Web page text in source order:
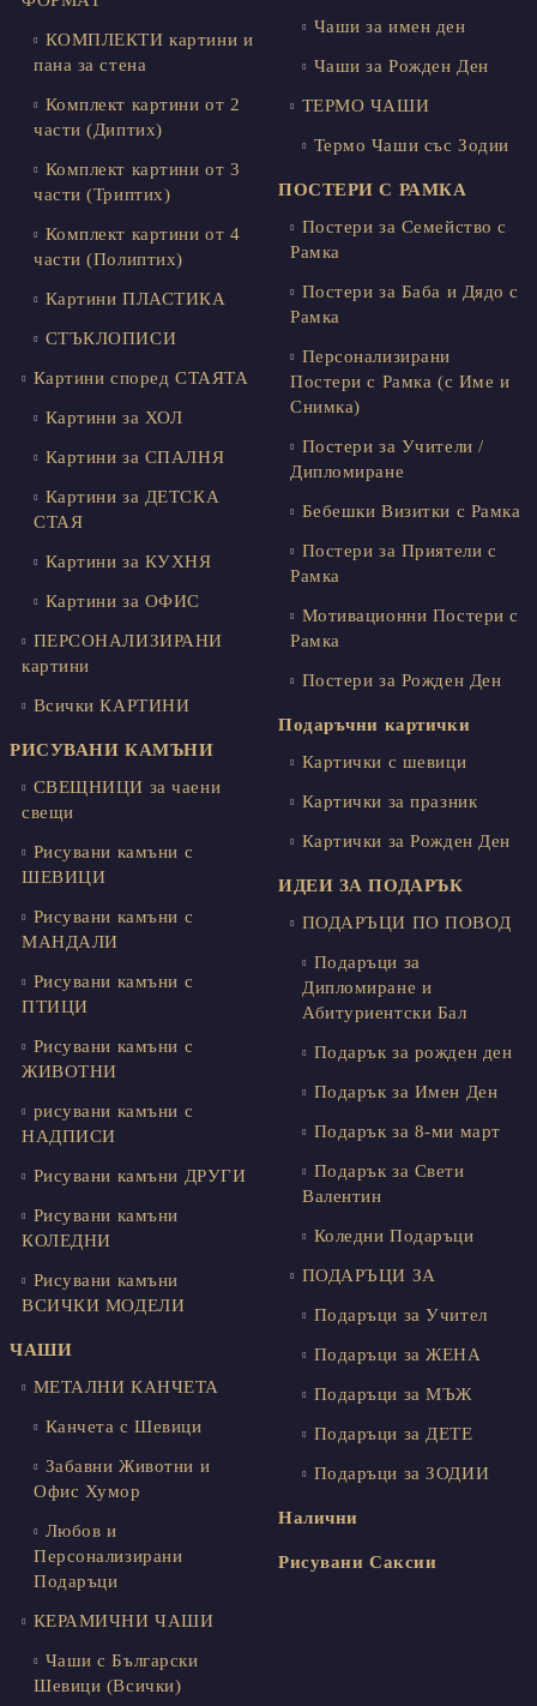
КОМПЛЕКТИ картини и
пана за стена
Комплект картини от 2
части (Диптих)
Комплект картини от 3
части (Триптих)
Комплект картини от 4
части (Полиптих)
Картини ПЛАСТИКА
СТЪКЛОПИСИ
Картини според СТАЯТА
Картини за ХОЛ
Картини за СПАЛНЯ
Картини за ДЕТСКА
СТАЯ
Картини за КУХНЯ
Картини за ОФИС
ПЕРСОНАЛИЗИРАНИ
картини
Всички КАРТИНИ
РИСУВАНИ КАМЪНИ
СВЕЩНИЦИ за чаени
свещи
Рисувани камъни с
ШЕВИЦИ
Рисувани камъни с
МАНДАЛИ
Рисувани камъни с
ПТИЦИ
Рисувани камъни с
ЖИВОТНИ
рисувани камъни с
НАДПИСИ
Рисувани камъни ДРУГИ
Рисувани камъни
КОЛЕДНИ
Рисувани камъни
ВСИЧКИ МОДЕЛИ
ЧАШИ
МЕТАЛНИ КАНЧЕТА
Канчета с Шевици
Забавни Животни и
Офис Хумор
Любов и
Персонализирани
Подаръци
КЕРАМИЧНИ ЧАШИ
Чаши с Български
Шевици (Всички)
Чаши за имен ден
Чаши за Рожден Ден
ТЕРМО ЧАШИ
Термо Чаши със Зодии
ПОСТЕРИ С РАМКА
Постери за Семейство с
Рамка
Постери за Баба и Дядо с
Рамка
Персонализирани
Постери с Рамка (с Име и
Снимка)
Постери за Учители /
Дипломиране
Бебешки Визитки с Рамка
Постери за Приятели с
Рамка
Мотивационни Постери с
Рамка
Постери за Рожден Ден
Подаръчни картички
Картички с шевици
Картички за празник
Картички за Рожден Ден
ИДЕИ ЗА ПОДАРЪК
ПОДАРЪЦИ ПО ПОВОД
Подаръци за
Дипломиране и
Абитуриентски Бал
Подарък за рожден ден
Подарък за Имен Ден
Подарък за 8-ми март
Подарък за Свети
Валентин
Коледни Подаръци
ПОДАРЪЦИ ЗА
Подаръци за Учител
Подаръци за ЖЕНА
Подаръци за МЪЖ
Подаръци за ДЕТЕ
Подаръци за ЗОДИИ
Налични
Рисувани Саксии